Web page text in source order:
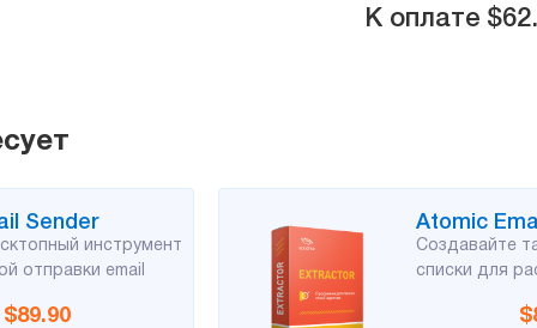
К оплате
Sender
инструмент
отправки email
$89.90
Atomic
Создавайте
списки для